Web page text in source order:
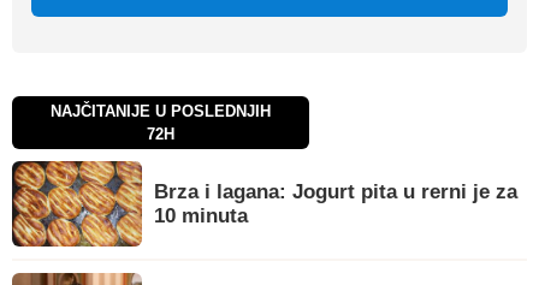
NAJČITANIJE U POSLEDNJIH
72H
Brza i lagana: Jogurt pita u rerni je za
10 minuta